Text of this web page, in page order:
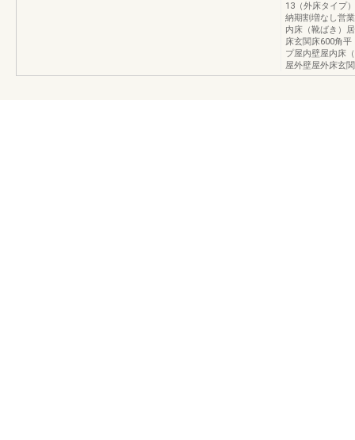
13（外床タイプ
納期割増なし営
内床（靴ばき）
床玄関床600角
プ屋内壁屋内床
屋外壁屋外床玄